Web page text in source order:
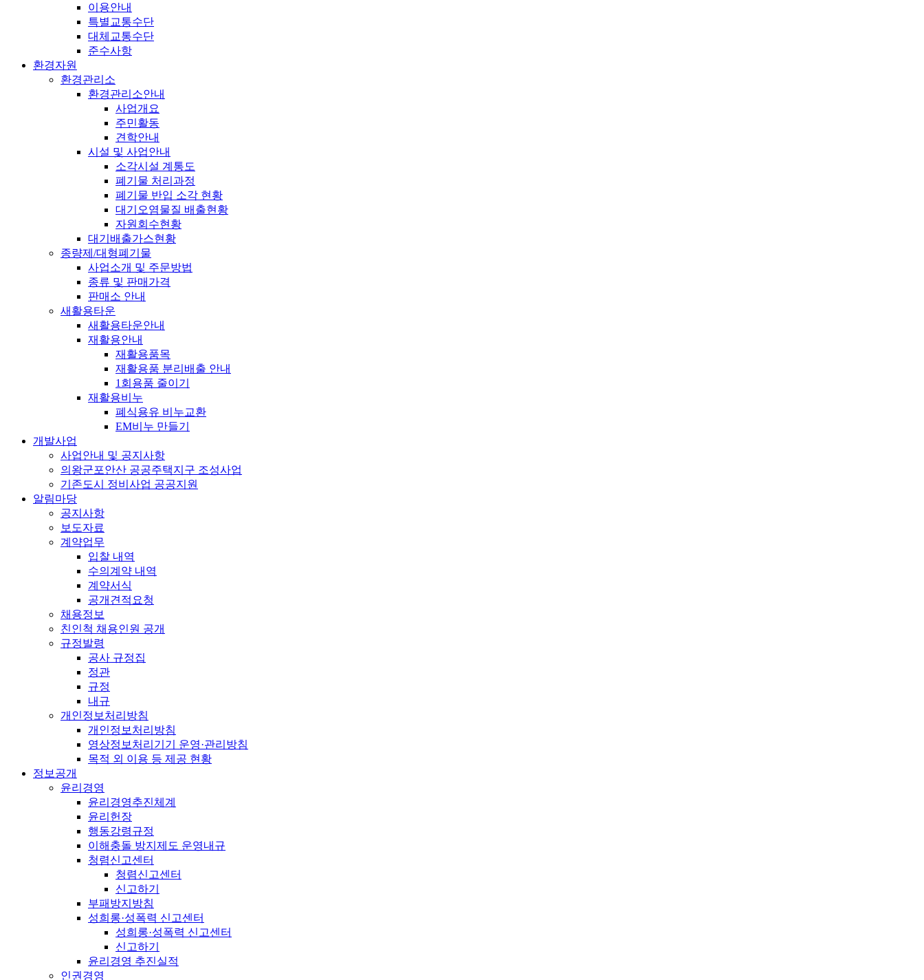
이용안내
특별교통수단
대체교통수단
준수사항
환경자원
환경관리소
환경관리소안내
사업개요
주민활동
견학안내
시설 및 사업안내
소각시설 계통도
폐기물 처리과정
폐기물 반입 소각 현황
대기오염물질 배출현황
자원회수현황
대기배출가스현황
종량제/대형폐기물
사업소개 및 주문방법
종류 및 판매가격
판매소 안내
새활용타운
새활용타운안내
재활용안내
재활용품목
재활용품 분리배출 안내
1회용품 줄이기
재활용비누
폐식용유 비누교환
EM비누 만들기
개발사업
사업안내 및 공지사항
의왕군포안산 공공주택지구 조성사업
기존도시 정비사업 공공지원
알림마당
공지사항
보도자료
계약업무
입찰 내역
수의계약 내역
계약서식
공개견적요청
채용정보
친인척 채용인원 공개
규정발령
공사 규정집
정관
규정
내규
개인정보처리방침
개인정보처리방침
영상정보처리기기 운영·관리방침
목적 외 이용 등 제공 현황
정보공개
윤리경영
윤리경영추진체계
윤리헌장
행동강령규정
이해충돌 방지제도 운영내규
청렴신고센터
청렴신고센터
신고하기
부패방지방침
성희롱·성폭력 신고센터
성희롱·성폭력 신고센터
신고하기
윤리경영 추진실적
인권경영